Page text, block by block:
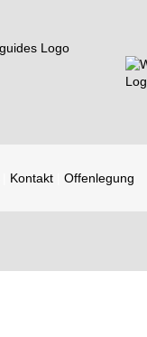
Kontakt Offenlegung